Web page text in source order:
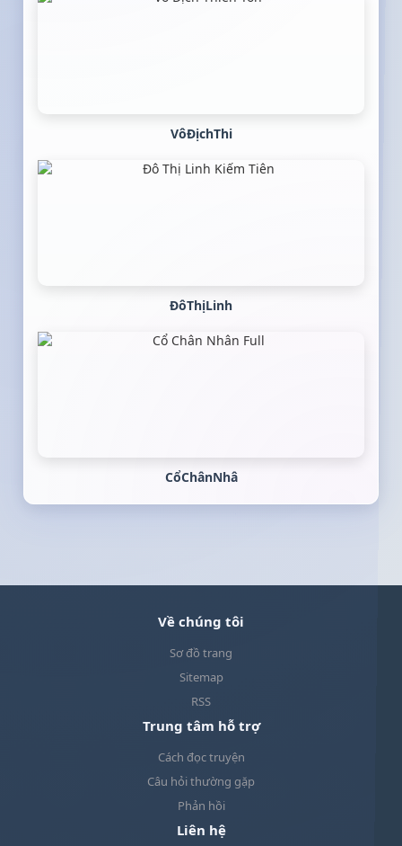
VôĐịchThi
ĐôThịLinh
CổChânNhâ
Về chúng tôi
Sơ đồ trang
Sitemap
RSS
Trung tâm hỗ trợ
Cách đọc truyện
Câu hỏi thường gặp
Phản hồi
Liên hệ